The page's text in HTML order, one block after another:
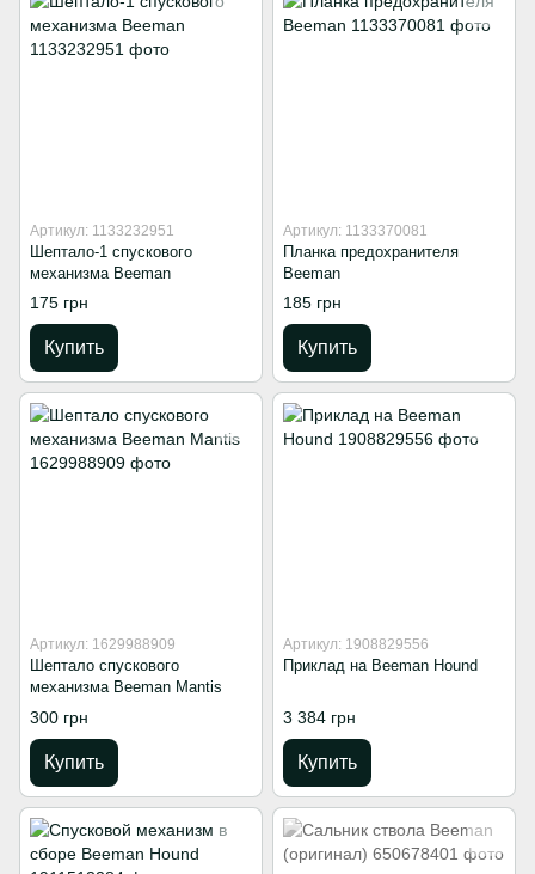
Артикул: 1133232951
Шептало-1 спускового
механизма Beeman
175 грн
Купить
Артикул: 1133370081
Планка предохранителя
Beeman
185 грн
Купить
Артикул: 1629988909
Шептало спускового
механизма Beeman Mantis
300 грн
Купить
Артикул: 1908829556
Приклад на Beeman Hound
3 384 грн
Купить